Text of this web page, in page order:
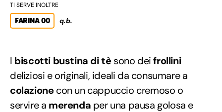
TI SERVE INOLTRE
FARINA 00 q.b.
I biscotti bustina di tèsono deifrollini
deliziosi e originali, ideali da consumare a
colazionecon un cappuccio cremoso o
servire a merenda per una pausa golosa e